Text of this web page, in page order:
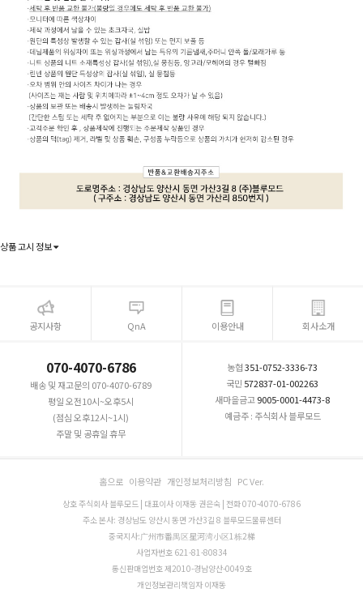
상품 고시 정보
공지사항 QnA 이용안내 회사소개
070-4070-6786
배송 및 재고문의 070-4070-6789
평일 오전10시~오후5시
(점심 오후12시~1시)
주말 및 공휴일 휴무
농협351-0752-3336-73
국민 572837-01-002263
새마을금고9005-0001-4473-8
예금주 : 주식회사 블루모드
홈으로 이용약관 개인정보처리방침 PC Ver.
상호 주식회사 블루모드 | 대표이사 이재동 권은숙 | 전화 070-4070-6786
주소 본사: 경상남도 양산시 동면 가산3길 8 블루모드물류센터
중국지사:广州市番禺区星河湾小区1栋2梯
사업자번호 621-81-80834
통신판매업번호 제2010-경남양산-0049호
개인정보관리책임자 이재동